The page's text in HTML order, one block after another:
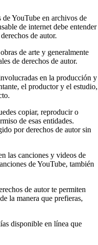
YouTube en archivos de
de internet debe entender
de autor.
de arte y generalmente
de derechos de autor.
en la producción y
el productor y el estudio,
copiar, reproducir o
de esas entidades.
por derechos de autor sin
las canciones y videos de
de YouTube, también
de autor te permiten
la manera que prefieras,
disponible en línea que